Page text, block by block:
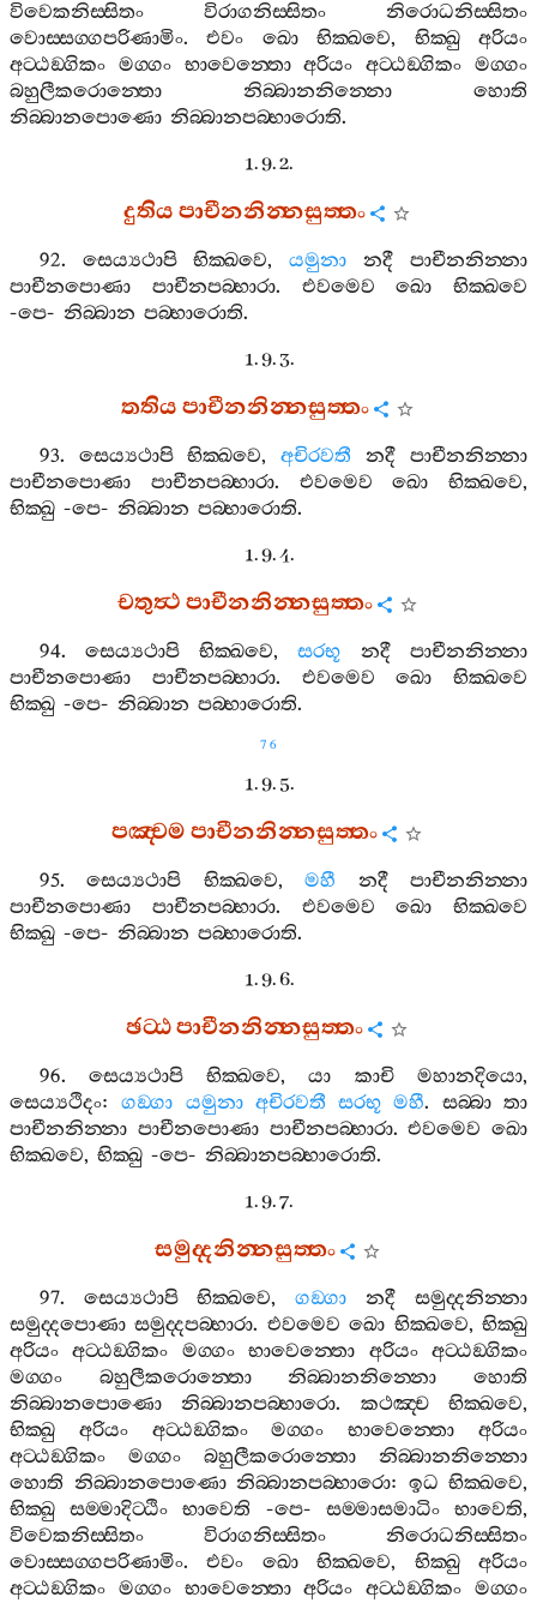
විවෙකනිස‍්සිතං
විරාගනිස‍්සිතං
නිරොධනිස‍්සිතං
වොස‍්සග‍්ගපරිණාමිං.එවං ඛො භික‍්ඛවෙ, භික‍්ඛු
අරියං
අට‍්ඨඞ‍්ගිකං මග‍්ගං භාවෙන‍්තො අරියං අට‍්ඨඞ‍්ගිකං මග‍්ගං
බහුලීකරොන‍්තො
නිබ‍්බානනින‍්නො
හොති
නිබ‍්බානපොණො නිබ‍්බානපබ‍්භාරොති.
1. 9. 2.
දුතියපාචීනනින‍්නසුත‍්තං
92. සෙය්‍යථාපි භික‍්ඛවෙ,යමුනා නදී
පාචීනනින‍්නා
පාචීනපොණා
පාචීනපබ‍්භාරා. එවමෙව ඛො
භික‍්ඛවෙ
-පෙ- නිබ‍්බාන පබ‍්භාරොති.
1. 9. 3.
තතියපාචීනනින‍්නසුත‍්තං
93. සෙය්‍යථාපි භික‍්ඛවෙ,අචිරවතී නදී
පාචීනනින‍්නා
පාචීනපොණා
පාචීනපබ‍්භාරා. එවමෙව ඛො භික‍්ඛවෙ,
භික‍්ඛු -පෙ- නිබ‍්බාන පබ‍්භාරොති.
1. 9. 4.
චතුත්‍ථපාචීනනින‍්නසුත‍්තං
94. සෙය්‍යථාපි භික‍්ඛවෙ,සරභූ නදී
පාචීනනින‍්නා
පාචීනපොණා
පාචීනපබ‍්භාරා. එවමෙව ඛො
භික‍්ඛවෙ
භික‍්ඛු -පෙ- නිබ‍්බාන පබ‍්භාරොති.
76
1. 9. 5.
පඤ‍්චමපාචීනනින‍්නසුත‍්තං
95.සෙය්‍යථාපි භික‍්ඛවෙ,මහී නදී
පාචීනනින‍්නා
පාචීනපොණා
පාචීනපබ‍්භාරා. එවමෙව ඛො
භික‍්ඛවෙ
භික‍්ඛු -පෙ- නිබ‍්බාන පබ‍්භාරොති.
1. 9. 6.
ඡට‍්ඨපාචීනනින‍්නසුත‍්තං
96. සෙය්‍යථාපි භික‍්ඛවෙ,යා කාචි මහානදියො,
සෙය්‍යථිදං:ගඞ‍්ගා යමුනා අචිරවතී සරභූ මහී. සබ‍්බා තා
පාචීනනින‍්නා පාචීනපොණා පාචීනපබ‍්භාරා.එවමෙව ඛො
භික‍්ඛවෙ, භික‍්ඛු -පෙ- නිබ‍්බානපබ‍්භාරොති.
1. 9. 7.
සමුද‍්දනින‍්නසුත‍්තං
97. සෙය්‍යථාපි භික‍්ඛවෙ,ගඞ‍්ගා නදී
සමුද‍්දනින‍්නා
සමුද‍්දපොණා සමුද‍්දපබ‍්භාරා. එවමෙව ඛො භික‍්ඛවෙ,භික‍්ඛු
අරියං
අට‍්ඨඞ‍්ගිකං මග‍්ගං භාවෙන‍්තො අරියං
අට‍්ඨඞ‍්ගිකං
මග‍්ගං
බහුලීකරොන‍්තො නිබ‍්බානනින‍්නො
හොති
නිබ‍්බානපොණො
නිබ‍්බානපබ‍්භාරො. කථඤ‍්ච භික‍්ඛවෙ,
භික‍්ඛු
අරියං අට‍්ඨඞ‍්ගිකං මග‍්ගං භාවෙන‍්තො
අරියං
අට‍්ඨඞ‍්ගිකං
මග‍්ගං බහුලීකරොන‍්තො
නිබ‍්බානනින‍්නො
හොති නිබ‍්බානපොණො නිබ‍්බානපබ‍්භාරො: ඉධ භික‍්ඛවෙ,
භික‍්ඛු
සම‍්මාදිට‍්ඨිං භාවෙති -පෙ- සම‍්මාසමාධිං භාවෙති,
විවෙකනිස‍්සිතං
විරාගනිස‍්සිතං
නිරොධනිස‍්සිතං
වොස‍්සග‍්ගපරිණාමිං.එවං ඛො භික‍්ඛවෙ, භික‍්ඛු
අරියං
අට‍්ඨඞ‍්ගිකං මග‍්ගං භාවෙන‍්තො අරියං අට‍්ඨඞ‍්ගිකං මග‍්ගං